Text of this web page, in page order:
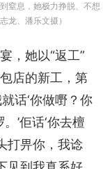
窒息，她极力挣脱、不想
龙、潘乐文摄）
，她以“返工”
店的新工，第
话‘你做嘢？你
’佢话‘你去檀
打畀你，我谂